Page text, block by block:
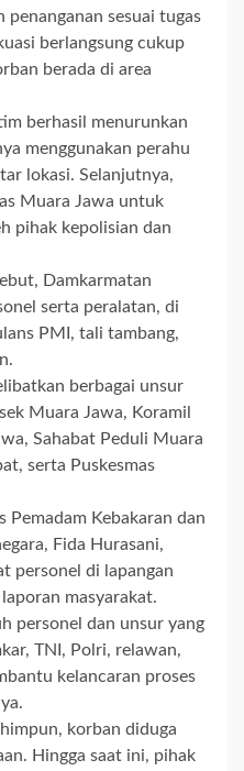
penanganan sesuai tugas
berlangsung cukup
berada di area
berhasil menurunkan
menggunakan perahu
lokasi. Selanjutnya,
Muara Jawa untuk
pihak kepolisian dan
Damkarmatan
serta peralatan, di
PMI, tali tambang,
berbagai unsur
Muara Jawa, Koramil
Sahabat Peduli Muara
serta Puskesmas
Pemadam Kebakaran dan
Fida Hurasani,
personel di lapangan
masyarakat.
personel dan unsur yang
TNI, Polri, relawan,
kelancaran proses
korban diduga
Hingga saat ini, pihak